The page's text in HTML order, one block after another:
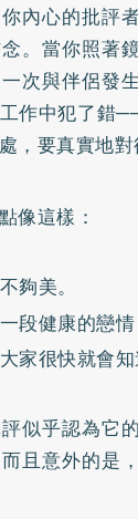
內心的批評
。當你照著
次與伴侶發
作中犯了錯
，要真實地對
像這樣：
夠美。
段健康的戀情
家很快就會知
似乎認為它
且意外的是